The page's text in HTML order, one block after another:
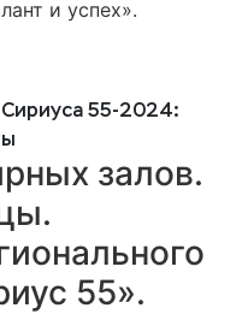
и успех».
55-2024:
залов.
55».